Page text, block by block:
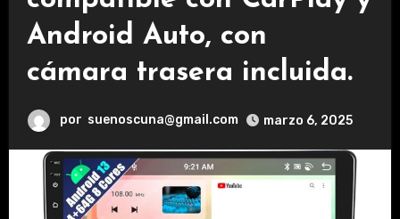
Android Auto, con
cámara trasera incluida.
por suenoscuna@gmail.com marzo 6, 2025